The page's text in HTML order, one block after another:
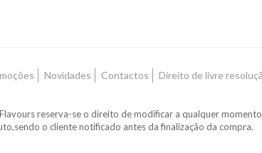
Novidades Contactos Direito de livre
reserva-se o direito de modificar a qualquer
o cliente notificado antes da finalização da compra.